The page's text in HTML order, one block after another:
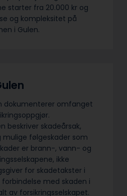
starter fra 20.000 kr og
og kompleksitet på
i Gulen.
dokumenterer omfanget
beskriver skadeårsak,
følgeskader som
er brann-, vann- og
ikke
for skadetakster i
forbindelse med skaden i
av forsikringsselskapet.